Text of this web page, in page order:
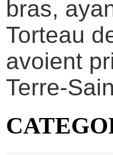
bras,
Torteau
avoient
Terre-
99.00 €
AGRAFE SAHARA
8.00 €
médaille des SAPEURS POMPIERS
EXCEPTIONNELS VERMEIL